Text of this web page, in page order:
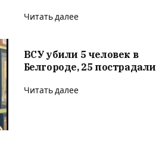
Читать далее
ВСУ убили 5 человек в
Белгороде, 25 пострадали
Читать далее